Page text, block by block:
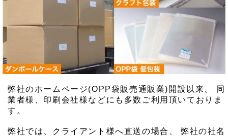
弊社のホームページ(OPP袋販売通販業)開設以来、 同
業者様、印刷会社様などにも多数ご利用頂いておりま
す。
弊社では、クライアント様へ直送の場合、 弊社の社名